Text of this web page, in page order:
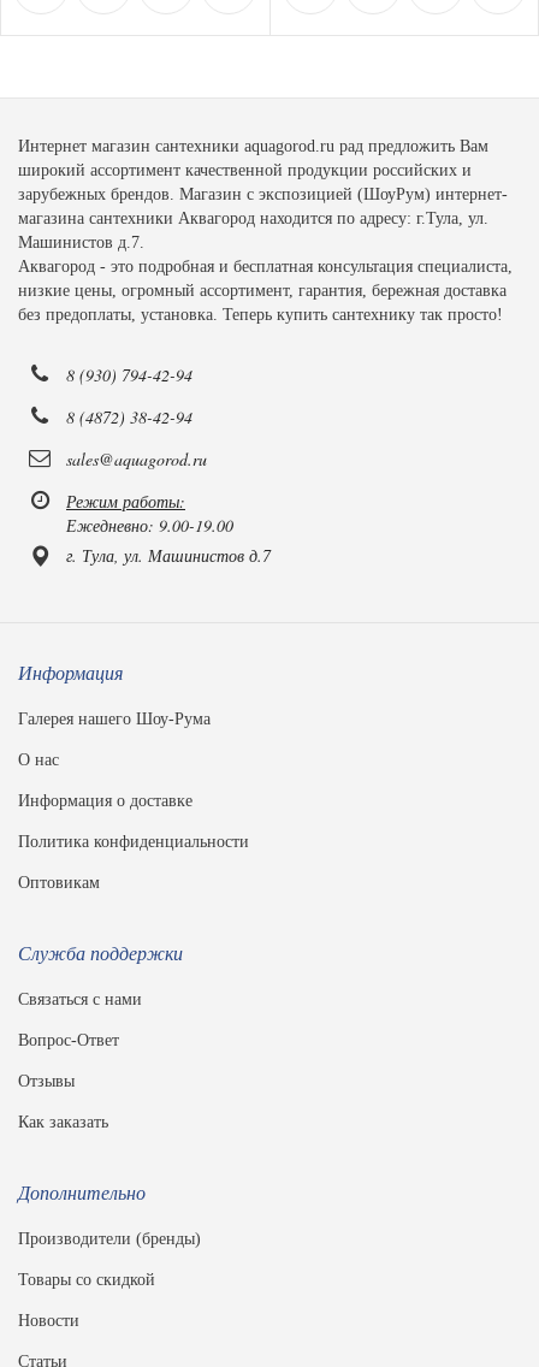
Интернет магазин сантехники aquagorod.ru рад предложить Вам
широкий ассортимент качественной продукции российских и
зарубежных брендов. Магазин с экспозицией (ШоуРум) интернет-
магазина сантехники Аквагород находится по адресу: г.Тула, ул.
Машинистов д.7.
Аквагород - это подробная и бесплатная консультация специалиста,
низкие цены, огромный ассортимент, гарантия, бережная доставка
без предоплаты, установка. Теперь купить сантехнику так просто!
8 (930) 794-42-94
8 (4872) 38-42-94
sales@aquagorod.ru
Режим работы:
Ежедневно: 9.00-19.00
г. Тула, ул. Машинистов д.7
Информация
Галерея нашего Шоу-Рума
О нас
Информация о доставке
Политика конфиденциальности
Оптовикам
Служба поддержки
Связаться с нами
Вопрос-Ответ
Отзывы
Как заказать
Дополнительно
Производители (бренды)
Товары со скидкой
Новости
Статьи